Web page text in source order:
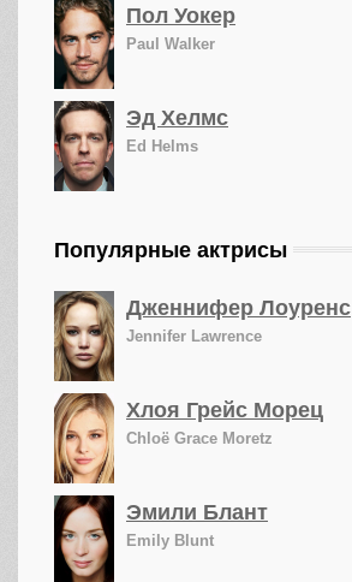
Пол Уокер
Paul Walker
Эд Хелмс
Ed Helms
Популярные актрисы
Дженнифер Лоуренс
Jennifer Lawrence
Хлоя Грейс Морец
Chloë Grace Moretz
Эмили Блант
Emily Blunt